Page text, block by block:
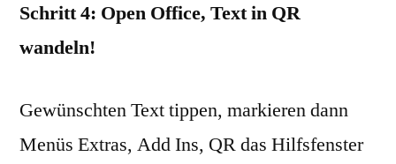
Schritt 4: Open Office, Text in QR
wandeln!
Gewünschten Text tippen, markieren dann
Menüs Extras, Add Ins, QR das Hilfsfenster